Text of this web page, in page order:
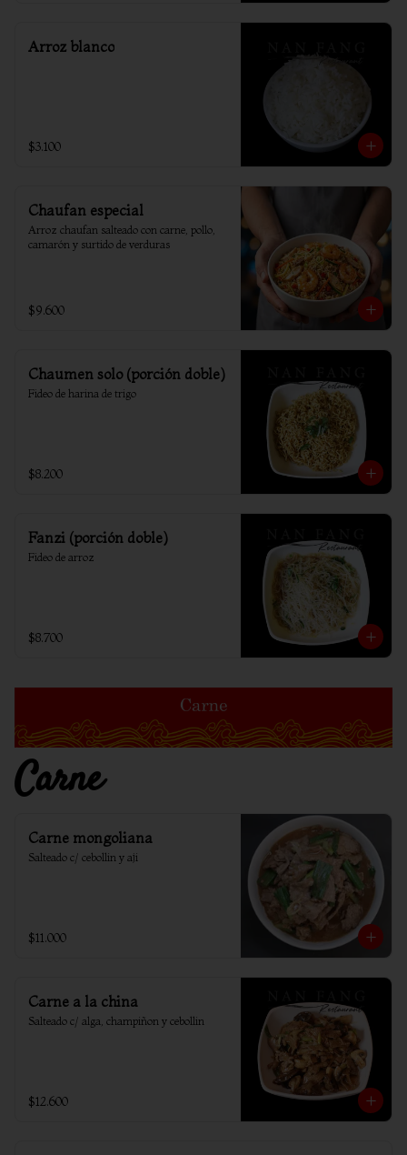
Arroz blanco
$3.100
Chaufan especial
Arroz chaufan salteado con carne, pollo,
camarón y surtido de verduras
$9.600
Chaumen solo (porción doble)
Fideo de harina de trigo
$8.200
Fanzi (porción doble)
Fideo de arroz
$8.700
Carne
Carne mongoliana
Salteado c/ cebollin y aji
$11.000
Carne a la china
Salteado c/ alga, champiñon y cebollin
$12.600